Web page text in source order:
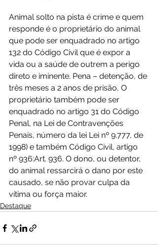
Animal solto na pista é crime e quem
responde é o proprietário do animal
que pode ser enquadrado no artigo
132 do Código Civil que é expor a
vida ou a saúde de outrem a perigo
direto e iminente. Pena – detenção, de
três meses a 2 anos de prisão, O
proprietário também pode ser
enquadrado no artigo 31 do Código
Penal, na Lei de Contravenções
Penais, número da lei Lei nº 9.777, de
1998) e também Código Civil, artigo
nº 936:Art. 936. O dono, ou detentor,
do animal ressarcirá o dano por este
causado, se não provar culpa da
vítima ou força maior.
Destaque